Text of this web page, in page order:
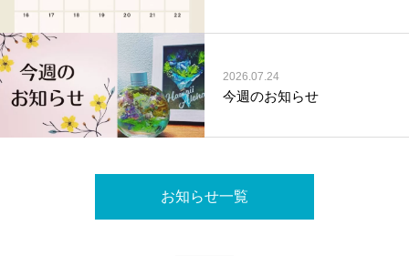
2026.07.24
今週のお知らせ
お知らせ一覧